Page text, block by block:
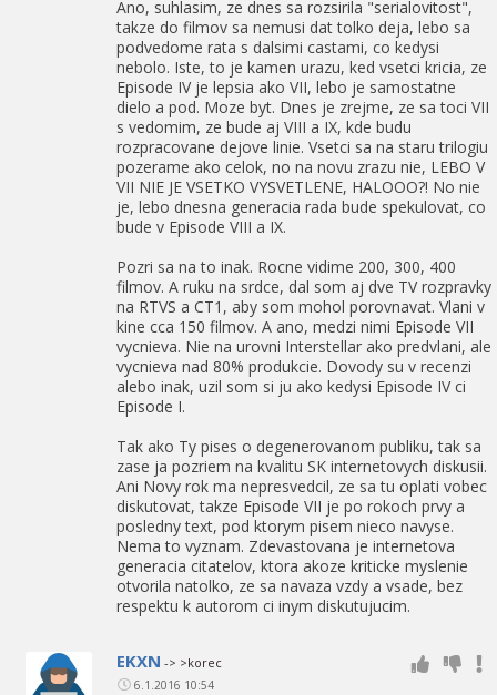
Ano, suhlasim, ze dnes sa rozsirila "serialovitost",
takze do filmov sa nemusi dat tolko deja, lebo sa
podvedome rata s dalsimi castami, co kedysi
nebolo. Iste, to je kamen urazu, ked vsetci kricia, ze
Episode IV je lepsia ako VII, lebo je samostatne
dielo a pod. Moze byt. Dnes je zrejme, ze sa toci VII
s vedomim, ze bude aj VIII a IX, kde budu
rozpracovane dejove linie. Vsetci sa na staru trilogiu
pozerame ako celok, no na novu zrazu nie, LEBO V
VII NIE JE VSETKO VYSVETLENE, HALOOO?! No nie
je, lebo dnesna generacia rada bude spekulovat, co
bude v Episode VIII a IX.
Pozri sa na to inak. Rocne vidime 200, 300, 400
filmov. A ruku na srdce, dal som aj dve TV rozpravky
na RTVS a CT1, aby som mohol porovnavat. Vlani v
kine cca 150 filmov. A ano, medzi nimi Episode VII
vycnieva. Nie na urovni Interstellar ako predvlani, ale
vycnieva nad 80% produkcie. Dovody su v recenzi
alebo inak, uzil som si ju ako kedysi Episode IV ci
Episode I.
Tak ako Ty pises o degenerovanom publiku, tak sa
zase ja pozriem na kvalitu SK internetovych diskusii.
Ani Novy rok ma nepresvedcil, ze sa tu oplati vobec
diskutovat, takze Episode VII je po rokoch prvy a
posledny text, pod ktorym pisem nieco navyse.
Nema to vyznam. Zdevastovana je internetova
generacia citatelov, ktora akoze kriticke myslenie
otvorila natolko, ze sa navaza vzdy a vsade, bez
respektu k autorom ci inym diskutujucim.
EKXN -> >korec
6.1.2016 10:54